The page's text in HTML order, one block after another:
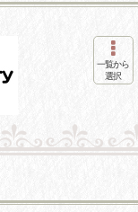
一覧から
選択